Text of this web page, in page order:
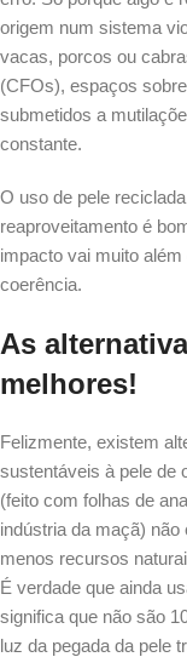
origem num sistema
vacas, porcos ou
(CFOs), espaços
submetidos a
constante.
O uso de pele
reaproveitamento é
impacto vai muito
coerência.
As
melhores!
Felizmente, existem
sustentáveis à pele de
(feito com folhas de
indústria da maçã)
menos recursos
É verdade que ainda
significa que não são
luz da pegada da pele